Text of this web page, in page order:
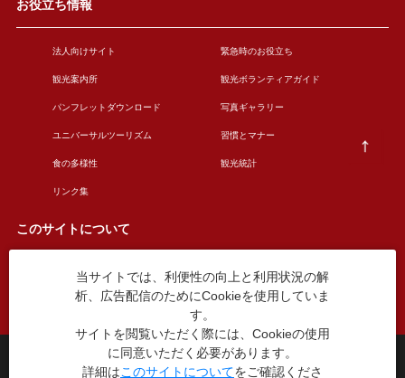
お役立ち情報
法人向けサイト 緊急時のお役立ち
観光案内所 観光ボランティアガイド
パンフレットダウンロード 写真ギャラリー
ユニバーサルツーリズム 習慣とマナー
食の多様性 観光統計
リンク集
このサイトについて
このサイトについて 広告掲載について
お問い合わせ
台東区役所観光課
〒110-8615 東京都台東区東上野4丁目5番6号
当サイトでは、利便性の向上と利用状況の解
析、広告配信のためにCookieを使用していま
す。
サイトを閲覧いただく際には、Cookieの使用
に同意いただく必要があります。
詳細はこのサイトについてをご確認くださ